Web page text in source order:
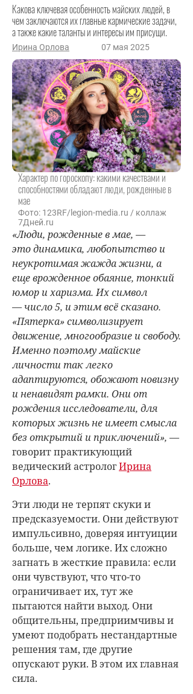
Какова ключевая особенность майских людей, в
чем заключаются их главные кармические задачи,
а также какие таланты и интересы им присущи.
Ирина Орлова 07 мая 2025
Характер по гороскопу: какими качествами и
способностями обладают люди, рожденные в
мае
Фото: 123RF/legion-media.ru / коллаж
7Дней.ru
«Люди, рожденные в мае, —
это динамика, любопытство и
неукротимая жажда жизни, а
еще врожденное обаяние, тонкий
юмор и харизма. Их символ
— число 5, и этим всё сказано.
«Пятерка» символизирует
движение, многообразие и свободу.
Именно поэтому майские
личности так легко
адаптируются, обожают новизну
и ненавидят рамки. Они от
рождения исследователи, для
которых жизнь не имеет смысла
без открытий и приключений», —
говорит практикующий
ведический астрологИрина
Орлова.
Эти люди не терпят скуки и
предсказуемости. Они действуют
импульсивно, доверяя интуиции
больше, чем логике. Их сложно
загнать в жесткие правила: если
они чувствуют, что что-то
ограничивает их, тут же
пытаются найти выход. Они
общительны, предприимчивы и
умеют подобрать нестандартные
решения там, где другие
опускают руки. В этом их главная
сила.